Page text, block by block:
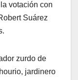
votación con
Suárez
zurdo de
jardinero